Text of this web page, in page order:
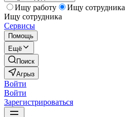
Ищу работу
Ищу сотрудника
Ищу сотрудника
Сервисы
Помощь
Ещё
Поиск
Агрыз
Войти
Войти
Зарегистрироваться